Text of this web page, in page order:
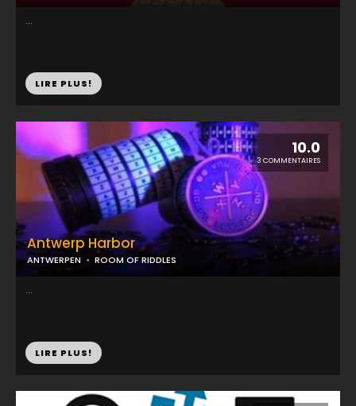
...
LIRE PLUS!
10.0
3 COMMENTAIRES
Antwerp Harbor
ANTWERPEN ROOM OF RIDDLES
...
LIRE PLUS!